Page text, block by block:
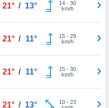
21° / 13° 14- 30
km/h
21° / 11° 15- 29
km/h
21° / 11° 15- 30
km/h
21° / 13° 10- 23